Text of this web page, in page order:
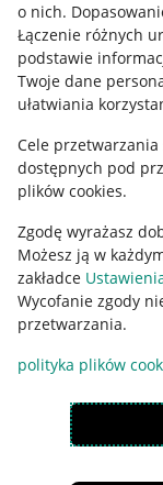
o nich.
Łączenie różnych
podstawie
Twoje dane
ułatwiania
Cele przetwarzania
dostępnych pod
plików cookies.
Zgodę wyrażasz
Możesz ją w
zakładce
Wycofanie zgody
przetwarzania.
polityka plików
Regulamin
Polityka plików
Ustawienia plików
Udostępnianie
Informacje dla Aktu
Pobierz aplikację